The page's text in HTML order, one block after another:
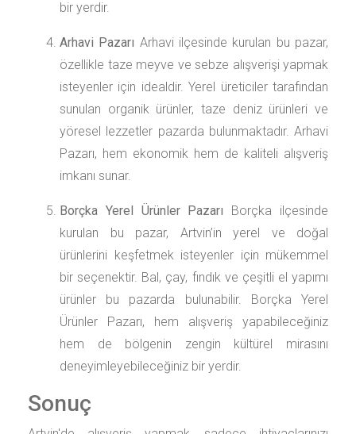
bir yerdir.
Arhavi Pazarı Arhavi ilçesinde kurulan bu pazar,
özellikle taze meyve ve sebze alışverişi yapmak
isteyenler için idealdir. Yerel üreticiler tarafından
sunulan organik ürünler, taze deniz ürünleri ve
yöresel lezzetler pazarda bulunmaktadır. Arhavi
Pazarı, hem ekonomik hem de kaliteli alışveriş
imkanı sunar.
Borçka Yerel Ürünler Pazarı Borçka ilçesinde
kurulan bu pazar, Artvin’in yerel ve doğal
ürünlerini keşfetmek isteyenler için mükemmel
bir seçenektir. Bal, çay, fındık ve çeşitli el yapımı
ürünler bu pazarda bulunabilir. Borçka Yerel
Ürünler Pazarı, hem alışveriş yapabileceğiniz
hem de bölgenin zengin kültürel mirasını
deneyimleyebileceğiniz bir yerdir.
Sonuç